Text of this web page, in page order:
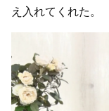
え入れてくれた。